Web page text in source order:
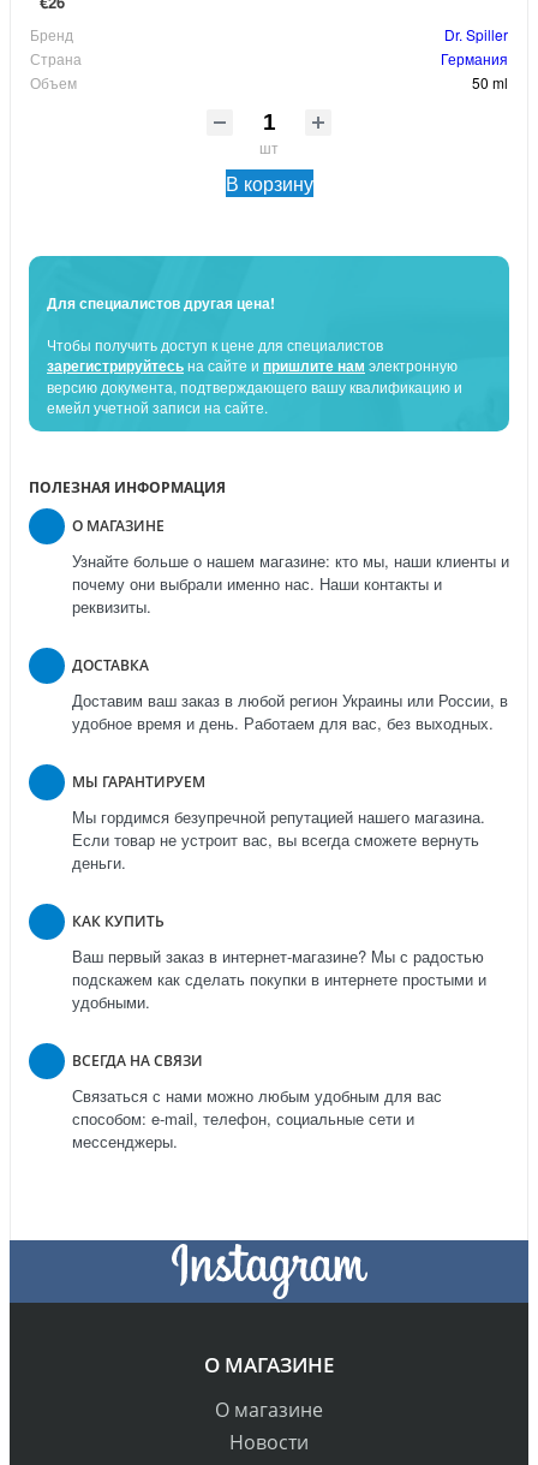
Бренд
Dr. Spiller
Страна
Германия
Объем
50 ml
шт
В корзину
Для специалистов другая цена!
Чтобы получить доступ к цене для специалистов
зарегистрируйтесьна сайте и пришлите нам электронную
версию документа, подтверждающего вашу квалификацию и
емейл учетной записи на сайте.
ПОЛЕЗНАЯ ИНФОРМАЦИЯ
О МАГАЗИНЕ
Узнайте больше о нашем магазине: кто мы, наши клиенты и
почему они выбрали именно нас. Наши контакты и
реквизиты.
ДОСТАВКА
Доставим ваш заказ в любой регион Украины или России, в
удобное время и день. Работаем для вас, без выходных.
МЫ ГАРАНТИРУЕМ
Мы гордимся безупречной репутацией нашего магазина.
Если товар не устроит вас, вы всегда сможете вернуть
деньги.
КАК КУПИТЬ
Ваш первый заказ в интернет-магазине? Мы с радостью
подскажем как сделать покупки в интернете простыми и
удобными.
ВСЕГДА НА СВЯЗИ
Связаться с нами можно любым удобным для вас
способом: e-mail, телефон, социальные сети и
мессенджеры.
О МАГАЗИНЕ
О магазине
Новости